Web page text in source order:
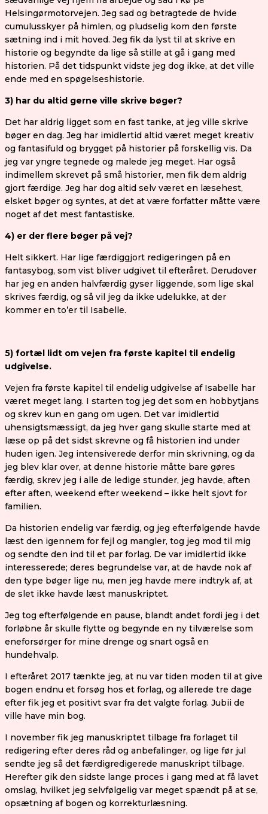
Helsingørmotorvejen. Jeg sad og betragtede de hvide
cumulusskyer på himlen, og pludselig kom den første
sætning ind i mit hoved. Jeg fik da lyst til at skrive en
historie og begyndte da lige så stille at gå i gang med
historien. På det tidspunkt vidste jeg dog ikke, at det ville
ende med en spøgelseshistorie.
3) har du altid gerne ville skrive bøger?
Det har aldrig ligget som en fast tanke, at jeg ville skrive
bøger en dag. Jeg har imidlertid altid været meget kreativ
og fantasifuld og brygget på historier på forskellig vis. Da
jeg var yngre tegnede og malede jeg meget. Har også
indimellem skrevet på små historier, men fik dem aldrig
gjort færdige. Jeg har dog altid selv været en læsehest,
elsket bøger og syntes, at det at være forfatter måtte være
noget af det mest fantastiske.
4) er der flere bøger på vej?
Helt sikkert. Har lige færdiggjort redigeringen på en
fantasybog, som vist bliver udgivet til efteråret. Derudover
har jeg en anden halvfærdig gyser liggende, som lige skal
skrives færdig, og så vil jeg da ikke udelukke, at der
kommer en to’er til Isabelle.
5) fortæl lidt om vejen fra første kapitel til endelig
udgivelse.
Vejen fra første kapitel til endelig udgivelse af Isabelle har
været meget lang. I starten tog jeg det som en hobbytjans
og skrev kun en gang om ugen. Det var imidlertid
uhensigtsmæssigt, da jeg hver gang skulle starte med at
læse op på det sidst skrevne og få historien ind under
huden igen. Jeg intensiverede derfor min skrivning, og da
jeg blev klar over, at denne historie måtte bare gøres
færdig, skrev jeg i alle de ledige stunder, jeg havde, aften
efter aften, weekend efter weekend – ikke helt sjovt for
familien.
Da historien endelig var færdig, og jeg efterfølgende havde
læst den igennem for fejl og mangler, tog jeg mod til mig
og sendte den ind til et par forlag. De var imidlertid ikke
interesserede; deres begrundelse var, at de havde nok af
den type bøger lige nu, men jeg havde mere indtryk af, at
de slet ikke havde læst manuskriptet.
Jeg tog efterfølgende en pause, blandt andet fordi jeg i det
forløbne år skulle flytte og begynde en ny tilværelse som
eneforsørger for mine drenge og snart også en
hundehvalp.
I efteråret 2017 tænkte jeg, at nu var tiden moden til at give
bogen endnu et forsøg hos et forlag, og allerede tre dage
efter fik jeg et positivt svar fra det valgte forlag. Jubii de
ville have min bog.
I november fik jeg manuskriptet tilbage fra forlaget til
redigering efter deres råd og anbefalinger, og lige før jul
sendte jeg så det færdigredigerede manuskript tilbage.
Herefter gik den sidste lange proces i gang med at få lavet
omslag, hvilket jeg selvfølgelig var meget spændt på at se,
opsætning af bogen og korrekturlæsning.